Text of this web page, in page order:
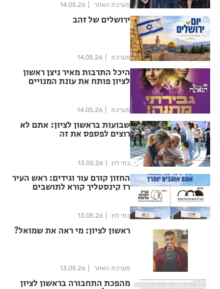
מערכת האתר 14.05.26
ירושלים של זהב
מערכת 14.05.26
היכל התרבות מאיר ניצן ראשון
לציון פותח את עונת המנויים
מחזמר מתנה למנויים!
מערכת 14.05.26
שבועות בראשון לציון: אתם לא
רוצים לפספס את זה
בתי לוין 13.05.26
החזון קורם עור וגידים: ראש העיר
רז קינסטליך קורא לתושבים
בתי לוין 13.05.26
ראשון לציון: מי ראה את שמואל?
מערכת האתר 13.05.26
מהפכת התחבורה בראשון לציון